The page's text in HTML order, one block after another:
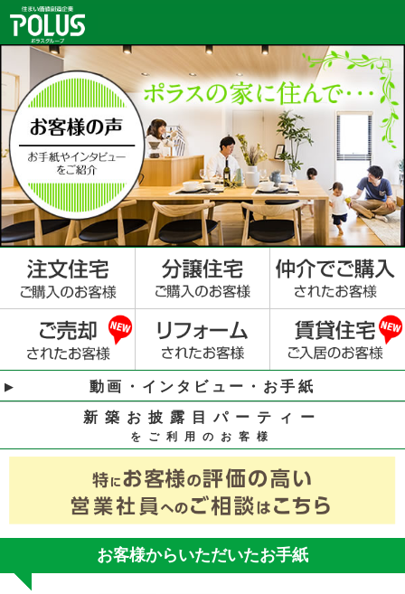
動画・インタビュー・お手紙
新築お披露目パーティー
をご利用のお客様
お客様からいただいたお手紙